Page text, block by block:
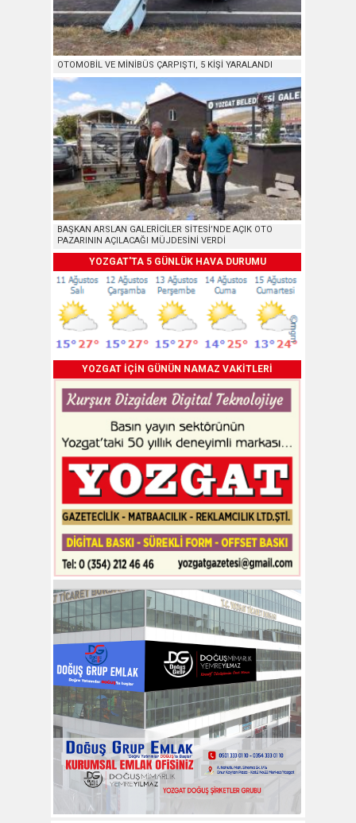
OTOMOBİL VE MİNİBÜS ÇARPIŞTI, 5 KİŞİ YARALANDI
BAŞKAN ARSLAN GALERİCİLER SİTESİ’NDE AÇIK OTO
PAZARININ AÇILACAĞI MÜJDESİNİ VERDİ
YOZGAT'TA 5 GÜNLÜK HAVA DURUMU
YOZGAT İÇİN GÜNÜN NAMAZ VAKİTLERİ